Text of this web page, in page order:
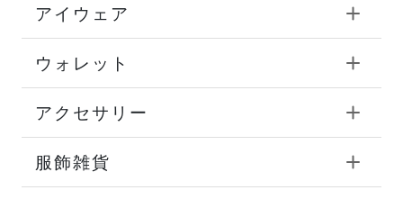
アイウェア
ウォレット
アクセサリー
服飾雑貨